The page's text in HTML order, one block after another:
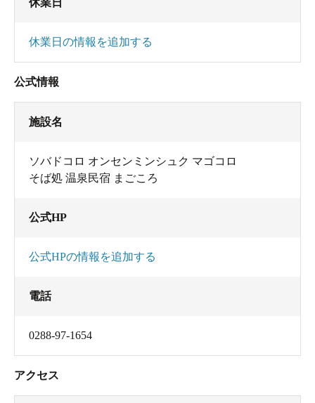
休業日の情報を追加する
公式情報
施設名
ソバドコロ オンセンミンシュク マゴコロ
そば処 温泉民宿 まごころ
公式HP
公式HPの情報を追加する
電話
0288-97-1654
アクセス